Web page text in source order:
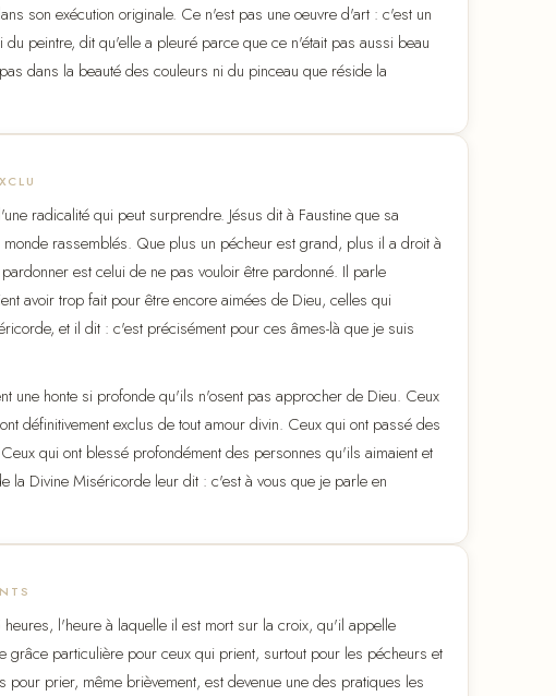
son exécution originale. Ce n'est pas une oeuvre d'art : c'est un
du peintre, dit qu'elle a pleuré parce que ce n'était pas aussi beau
dans la beauté des couleurs ni du pinceau que réside la
radicalité qui peut surprendre. Jésus dit à Faustine que sa
rassemblés. Que plus un pécheur est grand, plus il a droit à
est celui de ne pas vouloir être pardonné. Il parle
avoir trop fait pour être encore aimées de Dieu, celles qui
et il dit : c'est précisément pour ces âmes-là que je suis
une honte si profonde qu'ils n'osent pas approcher de Dieu. Ceux
définitivement exclus de tout amour divin. Ceux qui ont passé des
qui ont blessé profondément des personnes qu'ils aimaient et
la Divine Miséricorde leur dit : c'est à vous que je parle en
l'heure à laquelle il est mort sur la croix, qu'il appelle
particulière pour ceux qui prient, surtout pour les pécheurs et
prier, même brièvement, est devenue une des pratiques les